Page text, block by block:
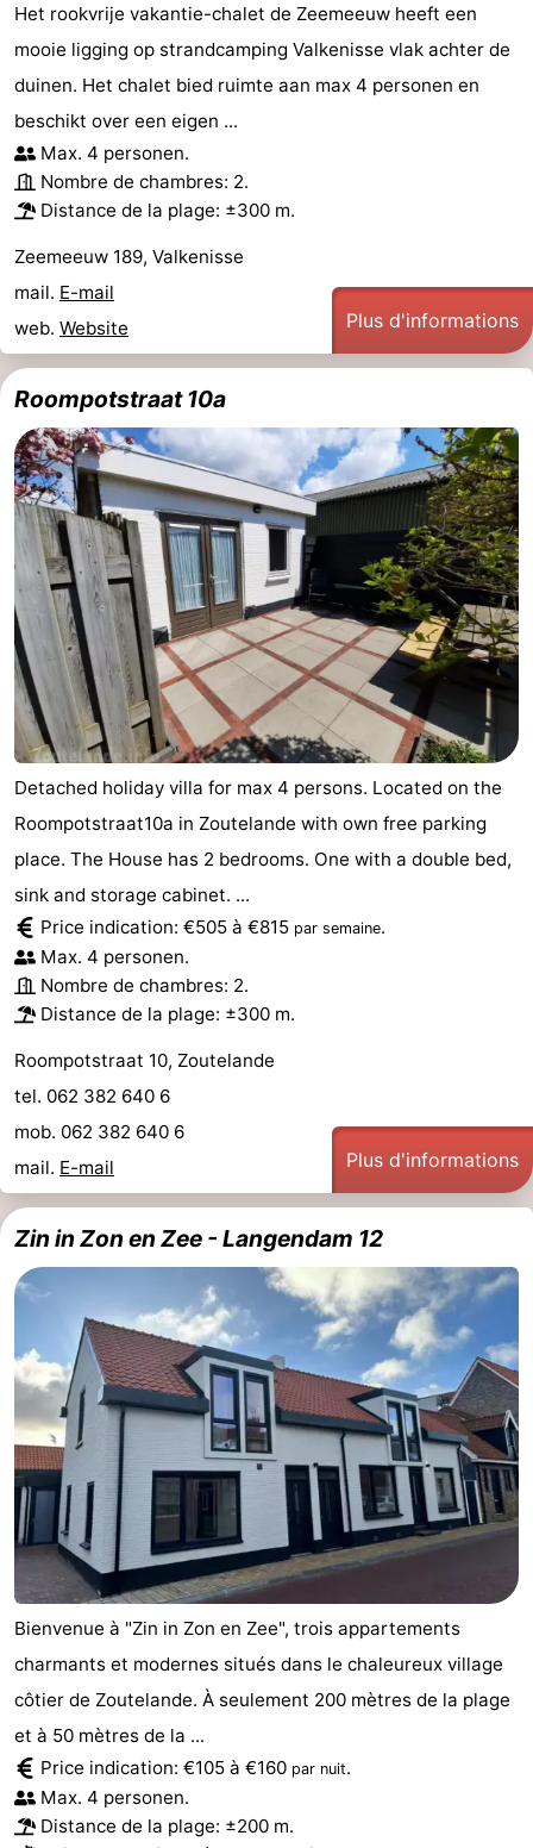
Het rookvrije vakantie-chalet de Zeemeeuw heeft een
mooie ligging op strandcamping Valkenisse vlak achter de
duinen. Het chalet bied ruimte aan max 4 personen en
beschikt over een eigen ...
Max. 4 personen.
Nombre de chambres: 2.
Distance de la plage: ±300 m.
Zeemeeuw 189, Valkenisse
mail. E-mail
web. Website Plus d'informations
Roompotstraat 10a
Detached holiday villa for max 4 persons. Located on the
Roompotstraat10a in Zoutelande with own free parking
place. The House has 2 bedrooms. One with a double bed,
sink and storage cabinet. ...
Price indication: €505 à €815 par semaine.
Max. 4 personen.
Nombre de chambres: 2.
Distance de la plage: ±300 m.
Roompotstraat 10, Zoutelande
tel. 062 382 640 6
mob. 062 382 640 6
mail. E-mail Plus d'informations
Zin in Zon en Zee - Langendam 12
Bienvenue à "Zin in Zon en Zee", trois appartements
charmants et modernes situés dans le chaleureux village
côtier de Zoutelande. À seulement 200 mètres de la plage
et à 50 mètres de la ...
Price indication: €105 à €160 par nuit.
Max. 4 personen.
Distance de la plage: ±200 m.